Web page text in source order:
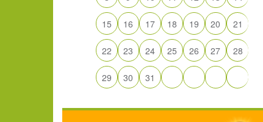
15 16 17 18 19 20 21
22 23 24 25 26 27 28
29 30 31